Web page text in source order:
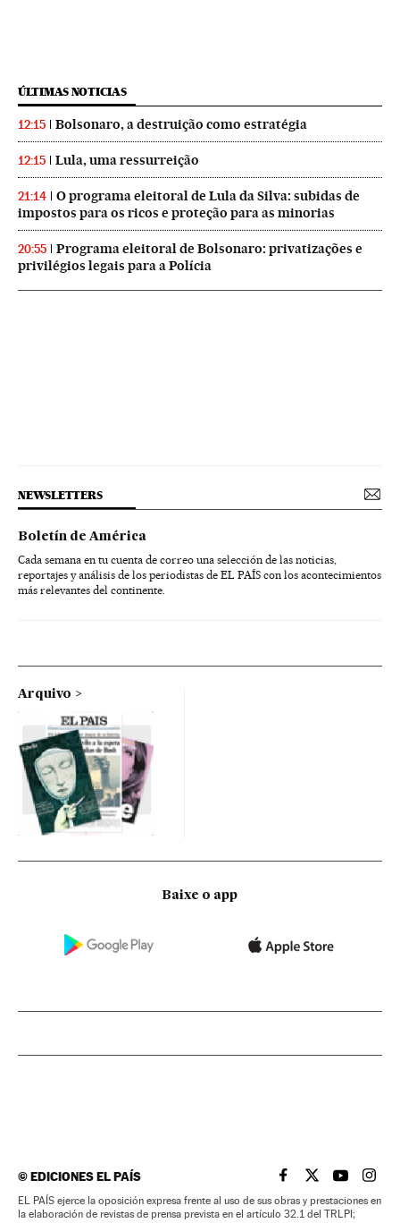
ÚLTIMAS NOTICIAS
12:15 Bolsonaro, a destruição como estratégia
12:15 Lula, uma ressurreição
21:14
O programa eleitoral de Lula da Silva: subidas de
impostos para os ricos e proteção para as minorias
20:55
Programa eleitoral de Bolsonaro: privatizações e
privilégios legais para a Polícia
NEWSLETTERS
Boletín de América
Cada semana en tu cuenta de correo una selección de las noticias,
reportajes y análisis de los periodistas de EL PAÍS con los acontecimientos
más relevantes del continente.
Arquivo
Baixe o app
©EDICIONES EL PAÍS EL PAÍS BRASIL EN
EL PAÍSEL PAÍS
EL
EL PAÍS ejerce la oposición expresa frente al uso de sus obras y prestaciones en
la elaboración de revistas de prensa prevista en el artículo 32.1 del TRLPI;